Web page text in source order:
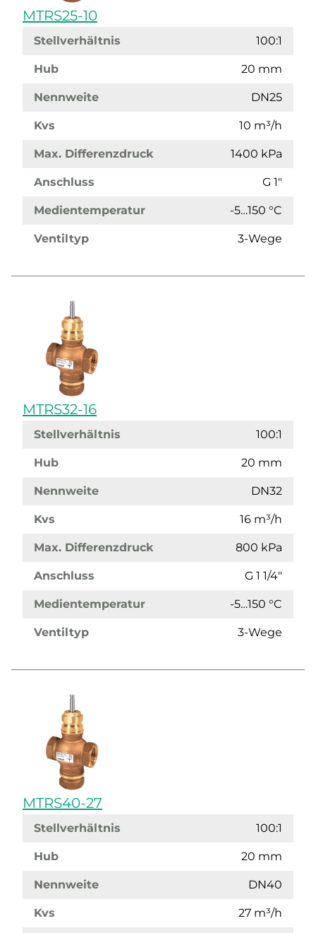
MTRS25-10
Stellverhältnis 100:1
Hub 20 mm
Nennweite DN25
Kvs 10 m³/h
Max. Differenzdruck 1400 kPa
Anschluss G 1"
Medientemperatur -5…150 °C
Ventiltyp 3-Wege
MTRS32-16
Stellverhältnis 100:1
Hub 20 mm
Nennweite DN32
Kvs 16 m³/h
Max. Differenzdruck 800 kPa
Anschluss G 1 1/4"
Medientemperatur -5…150 °C
Ventiltyp 3-Wege
MTRS40-27
Stellverhältnis 100:1
Hub 20 mm
Nennweite DN40
Kvs 27 m³/h